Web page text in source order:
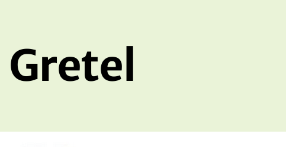
Gretel